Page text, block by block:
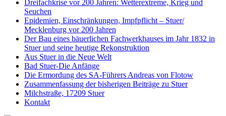
Dreifachkrise vor 200 Jahren: Wetterextreme, Krieg und
Seuchen
Epidemien, Einschränkungen, Impfpflicht – Stuer/
Mecklenburg vor 200 Jahren
Der Bau eines bäuerlichen Fachwerkhauses im Jahr 1832 in
Stuer und seine heutige Rekonstruktion
Aus Stuer in die Neue Welt
Bad Stuer-Die Anfänge
Die Ermordung des SA-Führers Andreas von Flotow
Zusammenfassung der bisherigen Beiträge zu Stuer
Milchstraße, 17209 Stuer
Kontakt